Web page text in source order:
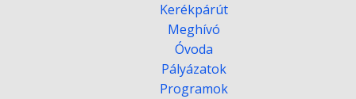
Kerékpárút
Meghívó
Óvoda
Pályázatok
Programok